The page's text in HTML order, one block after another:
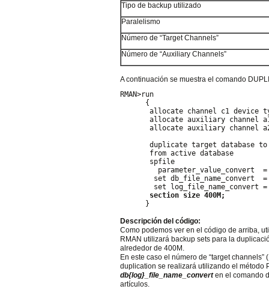
Tipo de backup utilizado
Paralelismo
Número de “Target Channels”
Número de “Auxiliary Channels”
A continuación se muestra el comando
RMAN>run
{
allocate channel c1 device
allocate auxiliary channel a1
allocate auxiliary channel a2
duplicate target database to
from active database
spfile
parameter_value_convert
set db_file_name_convert
set log_file_name_convert
section size 400M;
}
Descripción del código:
Como podemos ver en el código de arriba,
RMAN utilizará backup sets para la
alrededor de 400M.
En este caso el número de “target
duplication se realizará utilizando el método
db{log}_file_name_converten el comando
artículos.